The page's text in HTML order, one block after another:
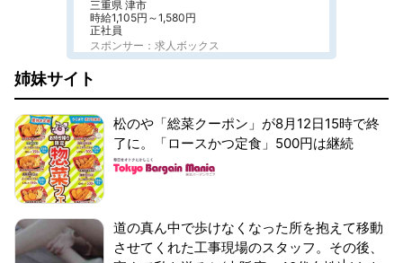
三重県 津市
時給1,105円～1,580円
正社員
スポンサー：求人ボックス
姉妹サイト
松のや「総菜クーポン」が8月12日15時で終
了に。「ロースかつ定食」500円は継続
道の真ん中で歩けなくなった所を抱えて移動
させてくれた工事現場のスタッフ。その後、